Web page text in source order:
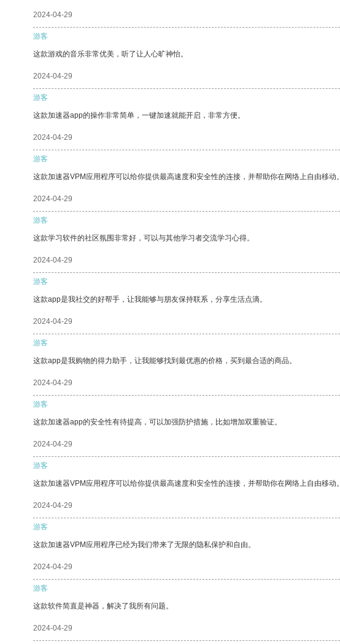
2024-04-29
游客
这款游戏的音乐非常优美，听了让人心旷神怡。
2024-04-29
游客
这款加速器app的操作非常简单，一键加速就能开启，非常方便。
2024-04-29
游客
这款加速器VPM应用程序可以给你提供最高速度和安全性的连接，并帮助你在网络上自由移动。
2024-04-29
游客
这款学习软件的社区氛围非常好，可以与其他学习者交流学习心得。
2024-04-29
游客
这款app是我社交的好帮手，让我能够与朋友保持联系，分享生活点滴。
2024-04-29
游客
这款app是我购物的得力助手，让我能够找到最优惠的价格，买到最合适的商品。
2024-04-29
游客
这款加速器app的安全性有待提高，可以加强防护措施，比如增加双重验证。
2024-04-29
游客
这款加速器VPM应用程序可以给你提供最高速度和安全性的连接，并帮助你在网络上自由移动。
2024-04-29
游客
这款加速器VPM应用程序已经为我们带来了无限的隐私保护和自由。
2024-04-29
游客
这款软件简直是神器，解决了我所有问题。
2024-04-29